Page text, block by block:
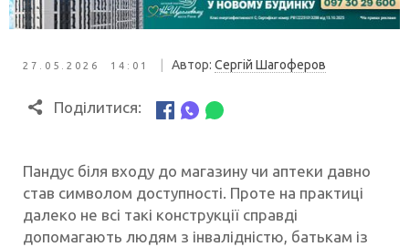
27.05.2026 14:01 Автор: Сергій Шагоферов
Поділитися:
Пандус біля входу до магазину чи аптеки давно
став символом доступності. Проте на практиці
далеко не всі такі конструкції справді
допомагають людям з інвалідністю, батькам із